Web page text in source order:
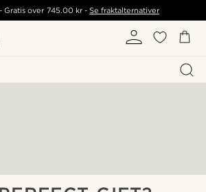
- Gratis over 745.00 kr- Se fraktalternativer